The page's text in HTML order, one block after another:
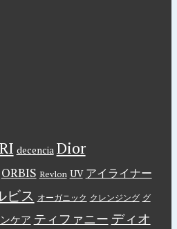
decencia Dior
ORBIS Revlon UV アイライナー
ビス オーガニック クレンジング グ
ケア ティファニー ディオ